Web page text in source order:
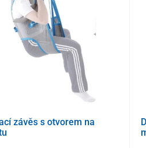
závěs s otvorem na